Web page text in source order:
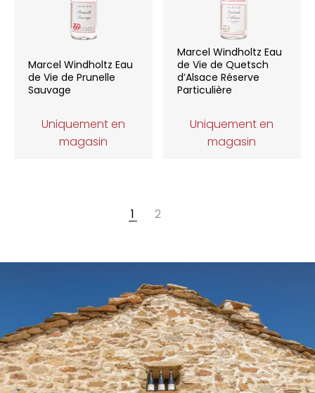
Marcel Windholtz Eau
de Vie de Prunelle
Sauvage
Uniquement en
magasin
Marcel Windholtz Eau
de Vie de Quetsch
d’Alsace Réserve
Particulière
Uniquement en
magasin
1 2